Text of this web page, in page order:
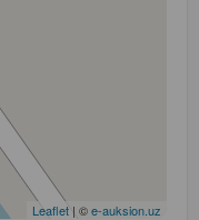
Leaflet | ©e-auksion.uz